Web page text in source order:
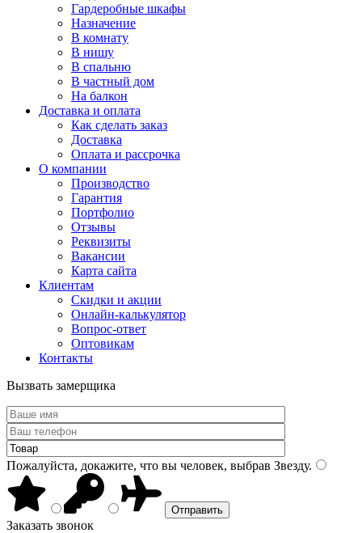
Гардеробные шкафы
Назначение
В комнату
В нишу
В спальню
В частный дом
На балкон
Доставка и оплата
Как сделать заказ
Доставка
Оплата и рассрочка
О компании
Производство
Гарантия
Портфолио
Отзывы
Реквизиты
Вакансии
Карта сайта
Клиентам
Скидки и акции
Онлайн-калькулятор
Вопрос-ответ
Оптовикам
Контакты
Вызвать замерщика
Пожалуйста, докажите, что вы человек, выбрав Звезду.
Заказать звонок